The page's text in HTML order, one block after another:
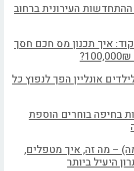
העירונית ברחוב
איך תכנון מס חכם חסך
אונליין הפך לנפוץ כל
בחיפה בוחרים הוספת
– מה זה, איך מטפלים,
היעיל ביותר